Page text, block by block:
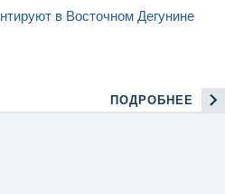
в Восточном Дегунине
ПОДРОБНЕЕ